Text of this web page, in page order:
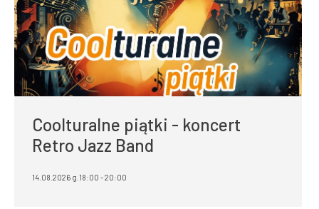
Coolturalne piątki - koncert
Retro Jazz Band
14.08.2026 g.18:00 - 20:00